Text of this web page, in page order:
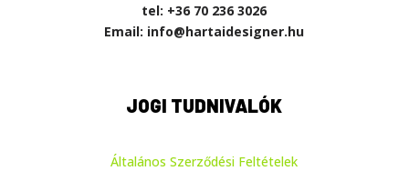
tel: +36 70 236 3026
Email: info@hartaidesigner.hu
JOGI TUDNIVALÓK
Általános Szerződési Feltételek